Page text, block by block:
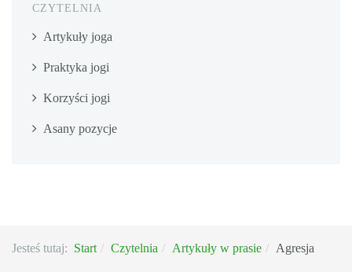
CZYTELNIA
Artykuły joga
Praktyka jogi
Korzyści jogi
Asany pozycje
Jesteś tutaj: Start Czytelnia Artykuły w prasie Agresja